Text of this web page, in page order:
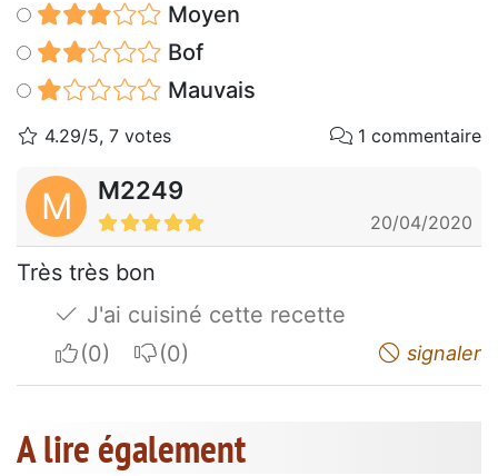
Moyen
Bof
Mauvais
4.29/5, 7 votes 1 commentaire
M M2249
20/04/2020
Très très bon
J'ai cuisiné cette recette
I apreciateI do not appreciate signaler
A lire également